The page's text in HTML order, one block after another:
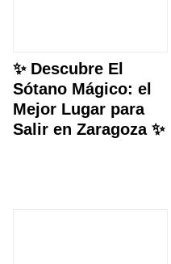
✨ Descubre El
Sótano Mágico: el
Mejor Lugar para
Salir en Zaragoza ✨